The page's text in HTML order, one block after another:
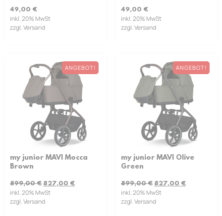
49,00 €
inkl. 20% MwSt
zzgl. Versand
49,00 €
inkl. 20% MwSt
zzgl. Versand
ANGEBOT!
my junior MAVI Mocca
Brown
899,00€ 827,00 €
inkl. 20% MwSt
zzgl. Versand
ANGEBOT!
my junior MAVI Olive
Green
899,00€ 827,00 €
inkl. 20% MwSt
zzgl. Versand